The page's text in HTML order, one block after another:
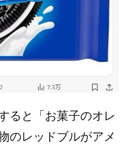
ると「お菓子のオレ
のレッドブルがアメ